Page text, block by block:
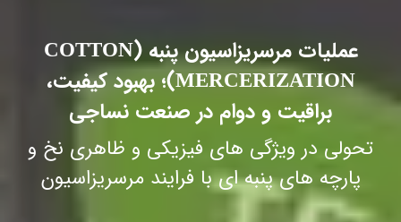
عملیات مرسریزاسیون پنبه (COTTON
MERCERIZATION)؛ بهبود کیفیت،
براقیت و دوام در صنعت نساجی
تحولی در ویژگی‌ های فیزیکی و ظاهری نخ و
پارچه های پنبه‌ ای با فرایند مرسریزاسیون